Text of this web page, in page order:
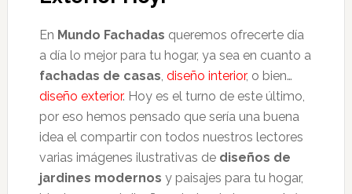
En Mundo Fachadas queremos ofrecerte día
a día lo mejor para tu hogar, ya sea en cuanto a
fachadas de casas, diseño interior, o bien…
diseño exterior. Hoy es el turno de este último,
por eso hemos pensado que sería una buena
idea el compartir con todos nuestros lectores
varias imágenes ilustrativas de diseños de
jardines modernos y paisajes para tu hogar,